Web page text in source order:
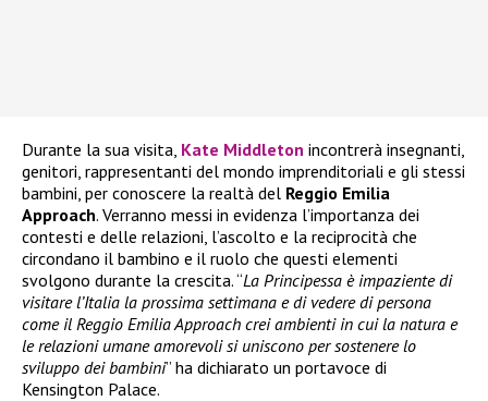
Durante la sua visita, Kate Middleton incontrerà insegnanti,
genitori, rappresentanti del mondo imprenditoriali e gli stessi
bambini, per conoscere la realtà del Reggio Emilia
Approach. Verranno messi in evidenza l’importanza dei
contesti e delle relazioni, l’ascolto e la reciprocità che
circondano il bambino e il ruolo che questi elementi
svolgono durante la crescita. “La Principessa è impaziente di
visitare l’Italia la prossima settimana e di vedere di persona
come il Reggio Emilia Approach crei ambienti in cui la natura e
le relazioni umane amorevoli si uniscono per sostenere lo
sviluppo dei bambini” ha dichiarato un portavoce di
Kensington Palace.